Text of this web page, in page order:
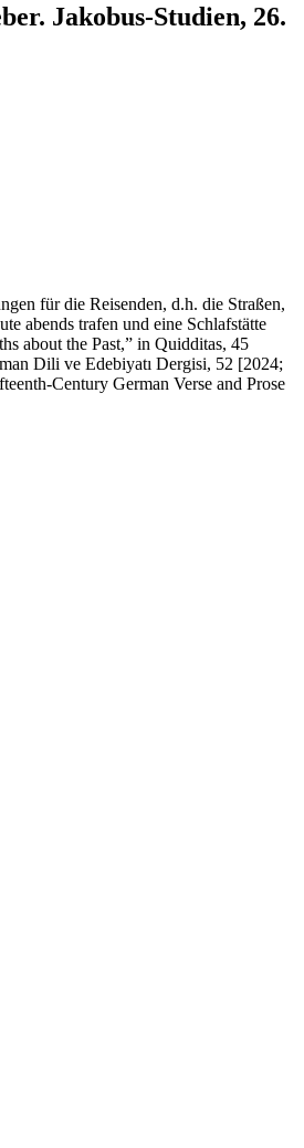
Jakobus-Studien, 26.
für die Reisenden, d.h. die Straßen,
abends trafen und eine Schlafstätte
about the Past,” in Quidditas, 45
Dili ve Edebiyatı Dergisi, 52 [2024;
Century German Verse and Prose